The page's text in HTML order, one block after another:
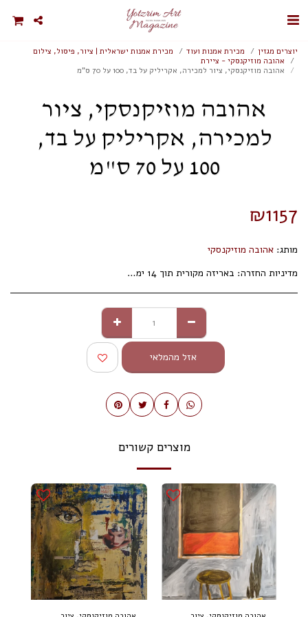
יוצרים מגזין מכירת אמנות ועוד
מכירת אמנות ישראלית | ציור, פיסול, צילום
אהובה מוזיקנסקי - ציירת
אהובה מוזיקנסקי, ציור למכירה, אקריליק על בד, 100 על 70 ס"מ
אהובה מוזיקנסקי, ציור
למכירה, אקריליק על בד,
100 על 70 ס"מ
₪1157
מותג: אהובה מוזיקנסקי
מדיניות החזרה: באריזה מקורית תוך 14 ימי עסקים.
אזל מהמלאי
מוצרים קשורים